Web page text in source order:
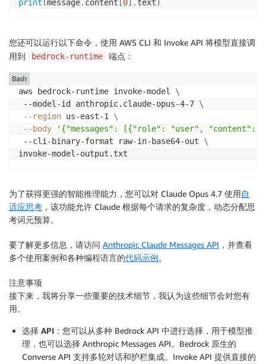
print (message. content [0] . text)
您还可以运行以下命令，使用 AWS CLI 和 Invoke API 将模型直接调
用到
bedrock-runtime 端点：
aws bedrock-runtime invoke-model \
--model-id anthropic.claude-opus-4-7 \
--region us-east-1 \
--body
'{"messages": [{"role": "user", "content": "在
--cli-binary-format raw-in-base64-out \
invoke-model-output.txt
Bash
为了获得更强的智能推理能力，您可以对 Claude Opus 4.7 使用自
适应思考 ，该功能允许 Claude 根据每个请求的复杂度，动态分配思
考词元预算。
要了解更多信息，请访问 Anthropic Claude Messages API ，并查看
多个使用案例和各种编程语言的代码示例。
注意事项
接下来，我将分享一些重要的技术细节，我认为这些细节会对您有
用。
选择 API ：您可以从多种 Bedrock API 中进行选择，用于模型推
理，也可以选择 Anthropic Messages API。Bedrock 原生的
Converse API 支持多轮对话和护栏集成。Invoke API 提供直接的